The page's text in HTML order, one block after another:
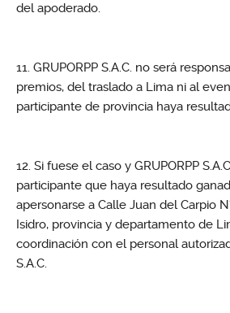
del apoderado.
GRUPORPP S.A.C. no será
premios, del traslado a Lima ni al
participante de provincia haya
Si fuese el caso y GRUPORPP
participante que haya resultado
apersonarse a Calle Juan del Carpio
Isidro, provincia y departamento de
coordinación con el personal
S.A.C.